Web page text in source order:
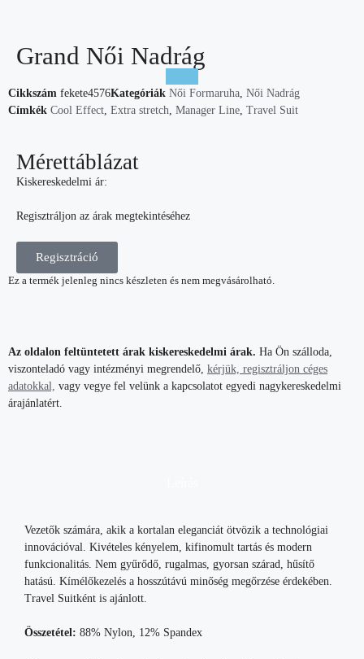
Grand Női Nadrág
Cikkszám fekete4576Kategóriák Női Formaruha, Női Nadrág
Címkék Cool Effect, Extra stretch, Manager Line, Travel Suit
Mérettáblázat
Kiskereskedelmi ár:
Regisztráljon az árak megtekintéséhez
Regisztráció
Ez a termék jelenleg nincs készleten és nem megvásárolható.
Az oldalon feltüntetett árak kiskereskedelmi árak. Ha Ön szálloda,
viszonteladó vagy intézményi megrendelő, kérjük, regisztráljon céges
adatokkal, vagy vegye fel velünk a kapcsolatot egyedi nagykereskedelmi
árajánlatért.
Vezetők számára, akik a kortalan eleganciát ötvözik a technológiai
innovációval. Kivételes kényelem, kifinomult tartás és modern
funkcionalitás. Nem gyűrődő, rugalmas, gyorsan szárad, hűsítő
hatású. Kímélőkezelés a hosszútávú minőség megőrzése érdekében.
Travel Suitként is ajánlott.
Összetétel: 88% Nylon, 12% Spandex